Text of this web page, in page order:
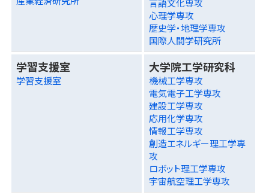
言語文化専攻
心理学専攻
歴史学・地理学専攻
国際人間学研究所
学習支援室
学習支援室
大学院工学研究科
機械工学専攻
電気電子工学専攻
建設工学専攻
応用化学専攻
情報工学専攻
創造エネルギー理工学専
攻
ロボット理工学専攻
宇宙航空理工学専攻